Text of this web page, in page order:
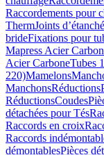
Raccordements pour
ThermJoints
brideFixations pour
Mapress Acier
Acier CarboneTubes
220)Mamelons
ManchonsRéductions
RéductionsCoudes
détachées pour Tés
Raccords en croix
Raccords
démontablesPièces